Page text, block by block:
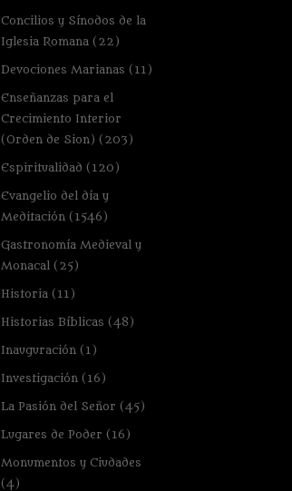
Concilios y Sínodos de la
Iglesia Romana (22)
Devociones Marianas (11)
Enseñanzas para el
Crecimiento Interior
(Orden de Sion) (203)
Espiritualidad (120)
Evangelio del día y
Meditación (1546)
Gastronomía Medieval y
Monacal (25)
Historia (11)
Historias Bíblicas (48)
Inauguración (1)
Investigación (16)
La Pasión del Señor (45)
Lugares de Poder (16)
Monumentos y Ciudades
(4)